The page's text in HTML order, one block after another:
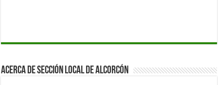
Acerca de Sección Local de Alcorcón